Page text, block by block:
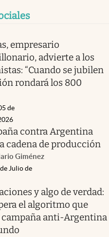
empresario
advierte a los
“Cuando se jubilen
rondará los 800
de
contra Argentina
cadena de producción
Giménez
Julio de
y algo de verdad:
el algoritmo que
anti-Argentina